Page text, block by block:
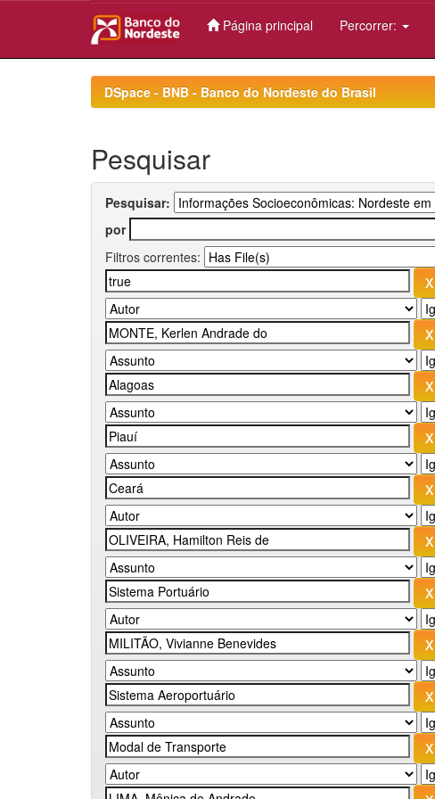
Página principal Percorrer:
DSpace - BNB - Banco do Nordeste do Brasil
Pesquisar
Pesquisar:
por
Filtros correntes: